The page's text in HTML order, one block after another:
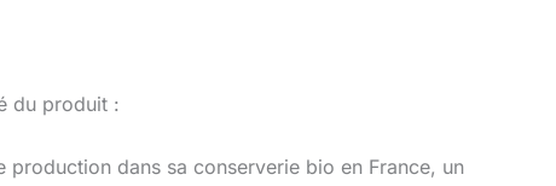
du produit :
production dans sa conserverie bio en France, un